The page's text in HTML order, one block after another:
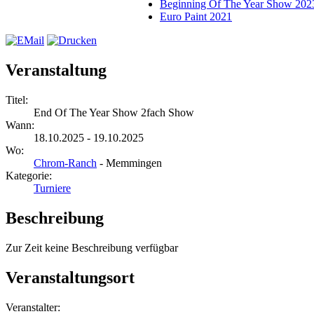
Beginning Of The Year Show
Euro Paint 2021
Veranstaltung
Titel:
End Of The Year Show 2fach Show
Wann:
18.10.2025 - 19.10.2025
Wo:
Chrom-Ranch - Memmingen
Kategorie:
Turniere
Beschreibung
Zur Zeit keine Beschreibung verfügbar
Veranstaltungsort
Veranstalter: